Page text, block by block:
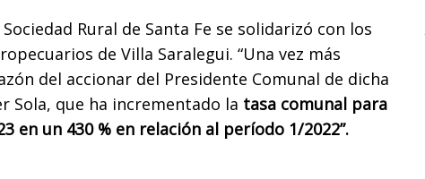
Rural de Santa Fe se solidarizó con los
de Villa Saralegui. “Una vez más
del accionar del Presidente Comunal de dicha
Sola, que ha incrementado la tasa comunal para
en un 430 % en relación al período 1/2022”.